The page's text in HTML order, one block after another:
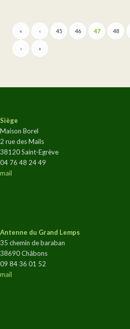
« ‹ 45 46 47 48
› »
Siège
Maison Borel
2 rue des Mails
38120 Saint-Egrève
04 76 48 24 49
mail
Antenne du Grand Lemps
35 chemin de baraban
38690 Châbons
09 84 36 01 52
mail